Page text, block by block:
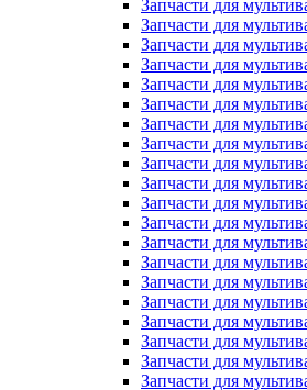
Запчасти для
Запчасти для
Запчасти для
Запчасти для
Запчасти для
Запчасти для
Запчасти для
Запчасти для
Запчасти для
Запчасти для
Запчасти для
Запчасти для
Запчасти для
Запчасти для
Запчасти для
Запчасти для
Запчасти для
Запчасти для
Запчасти для
Запчасти для